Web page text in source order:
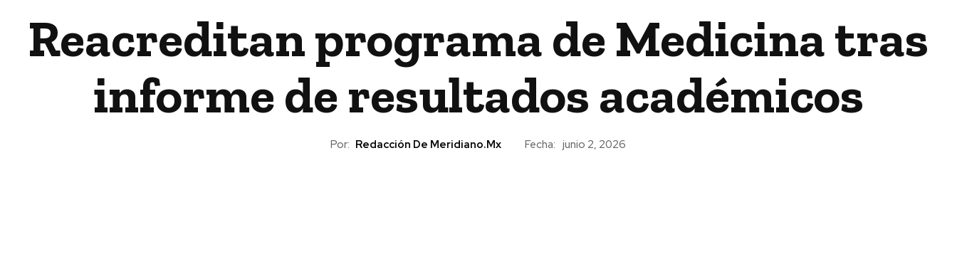
Reacreditan programa de Medicina tras
informe de resultados académicos
Por: Redacción De Meridiano.mx Fecha: junio 2, 2026